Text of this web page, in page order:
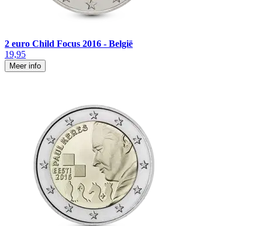
2 euro Child Focus 2016 - België
19,95
Meer info